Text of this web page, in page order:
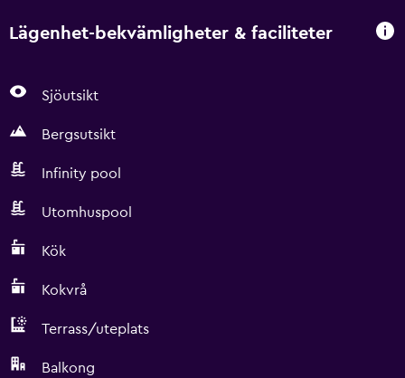
Lägenhet-bekvämligheter & faciliteter
Sjöutsikt
Bergsutsikt
Infinity pool
Utomhuspool
Kök
Kokvrå
Terrass/uteplats
Balkong